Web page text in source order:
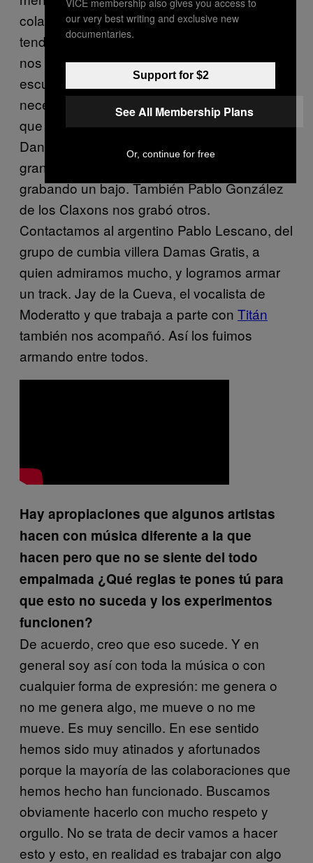
colaboraciones y los crossover. Nuestra
tendencia siempre ha sido revolucionar y así
nos metemos a trabajar. Por ejemplo,
escuchando “Sobra corazón” pensamos que
necesitábamos un acordeón y era natural
que estaba Celso y que estaba su sobrino
Dani. En ese mismo track, Wiwa, bajista del
gran silencio, estaba de visita y nos terminó
grabando un bajo. También Pablo González
de los Claxons nos grabó otros.
Contactamos al argentino Pablo Lescano, del
grupo de cumbia villera Damas Gratis, a
quien admiramos mucho, y logramos armar
un track. Jay de la Cueva, el vocalista de
Moderatto y que trabaja a parte con Titán
también nos acompañó. Así los fuimos
armando entre todos.
Hay apropiaciones que algunos artistas
hacen con música diferente a la que
hacen pero que no se siente del todo
empalmada ¿Qué reglas te pones tú para
que esto no suceda y los experimentos
funcionen?
De acuerdo, creo que eso sucede. Y en
general soy así con toda la música o con
cualquier forma de expresión: me genera o
no me genera algo, me mueve o no me
mueve. Es muy sencillo. En ese sentido
hemos sido muy atinados y afortunados
porque la mayoría de las colaboraciones que
hemos hecho han funcionado. Buscamos
obviamente hacerlo con mucho respeto y
orgullo. No se trata de decir vamos a hacer
esto y esto, en realidad es trabajar con algo
our very best writing and exclusive new
documentaries.
Support for $2
See All Membership Plans
Or, continue for free